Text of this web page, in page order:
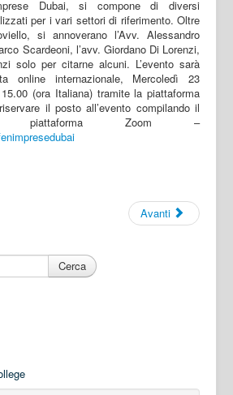
Dubai, si compone di diversi
per i vari settori di riferimento. Oltre
si annoverano l’Avv. Alessandro
Scardeoni, l’avv. Giordano Di Lorenzi,
solo per citarne alcuni. L’evento sarà
online internazionale, Mercoledì 23
(ora Italiana) tramite la piattaforma
il posto all’evento compilando il
piattaforma Zoom –
Avanti
Cerca